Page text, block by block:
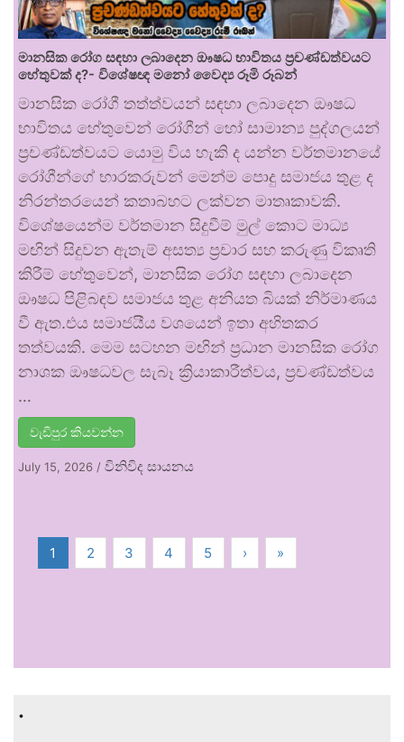
මානසික රෝග සඳහා ලබාදෙන ඖෂධ භාවිතය ප්‍රචණ්ඩත්වයට
හේතුවක් ද?- විශේෂඥ මනෝ වෛද්‍ය රූමි රූබන්
මානසික රෝගී තත්ත්වයන් සඳහා ලබාදෙන ඖෂධ
භාවිතය හේතුවෙන් රෝගීන් හෝ සාමාන්‍ය පුද්ගලයන්
ප්‍රචණ්ඩත්වයට යොමු විය හැකි ද යන්න වර්තමානයේ
රෝගීන්ගේ භාරකරුවන් මෙන්ම පොදු සමාජය තුළ ද
නිරන්තරයෙන් කතාබහට ලක්වන මාතෘකාවකි.
විශේෂයෙන්ම වර්තමාන සිදුවීම් මුල් කොට මාධ්‍ය
මඟින් සිදුවන ඇතැම් අසත්‍ය ප්‍රචාර සහ කරුණු විකෘති
කිරීම් හේතුවෙන්, මානසික රෝග සඳහා ලබාදෙන
ඖෂධ පිළිබඳව සමාජය තුළ අනියත බියක් නිර්මාණය
වී ඇත.එය සමාජයීය වශයෙන් ඉතා අහිතකර
තත්වයකි. මෙම සටහන මඟින් ප්‍රධාන මානසික රෝග
නාශක ඖෂධවල සැබෑ ක්‍රියාකාරීත්වය, ප්‍රචණ්ඩත්වය
…
වැඩිපුර කියවන්න
July 15, 2026 / විනිවිද සායනය
1 2 3 4 5 › »
.